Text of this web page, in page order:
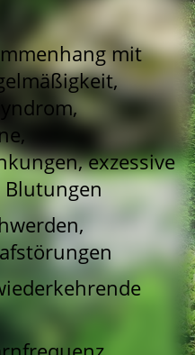
mit
exzessive